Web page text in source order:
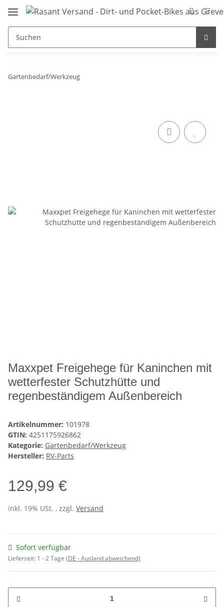
Gartenbedarf/Werkzeug
Maxxpet Freigehege für Kaninchen mit
wetterfester Schutzhütte und
regenbeständigem Außenbereich
Artikelnummer: 101978
GTIN: 4251175926862
Kategorie: Gartenbedarf/Werkzeug
Hersteller: RV-Parts
129,99 €
inkl. 19% USt. , zzgl. Versand
Sofort verfügbar
Lieferzeit: 1 - 2 Tage (DE - Ausland abweichend)